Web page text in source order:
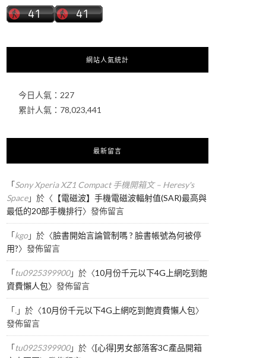
網站人氣統計
今日人氣： 227
累計人氣： 78,023,441
最新留言
「Sony Xperia XZ1 Compact 手機開箱文 – Heresy's
Space」於〈 【電磁波】手機電磁波輻射值(SAR)最高與
最低的20部手機排行〉發佈留言
「kgo」於〈臉書開始言論管制嗎 ? 臉書帳號為何被停
用?〉發佈留言
「tu0925399900」於〈10月份千元以下4G上網吃到飽
資費懶人包〉發佈留言
「.」於〈10月份千元以下4G上網吃到飽資費懶人包〉
發佈留言
「tu0925399900」於〈[心得]男女部落客3C產品開箱